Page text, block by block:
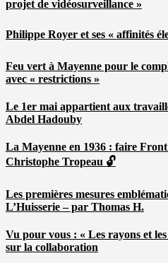
projet de vidéosurveillance »
Philippe Royer et ses « affinités
Feu vert à Mayenne pour le
avec « restrictions »
Le 1er mai appartient aux
Abdel Hadouby
La Mayenne en 1936 : faire
Christophe Tropeau 🔓
Les premières mesures
L’Huisserie – par Thomas H.
Vu pour vous : « Les rayons et
sur la collaboration